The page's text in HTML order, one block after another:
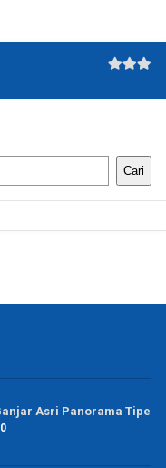
Cari
Panorama Tipe 48/98